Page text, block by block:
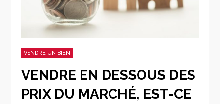
VENDRE UN BIEN
VENDRE EN DESSOUS DES
PRIX DU MARCHÉ, EST-CE